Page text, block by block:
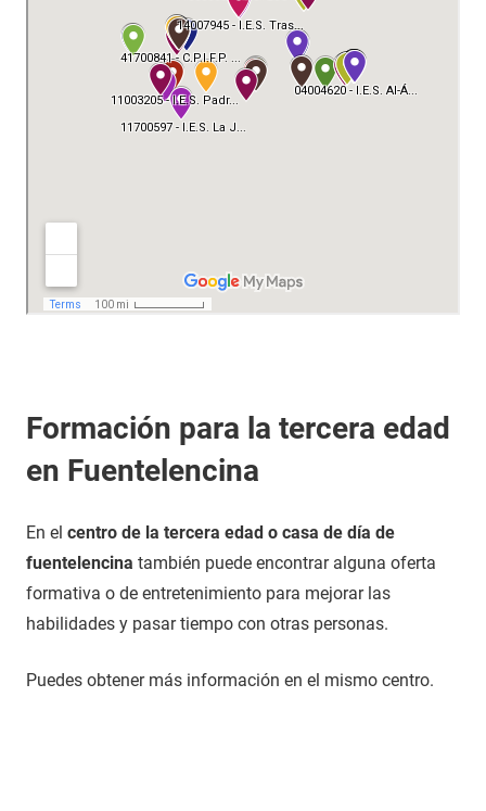
Formación para la tercera edad
en Fuentelencina
En el centro de la tercera edad o casa de día de
fuentelencina también puede encontrar alguna oferta
formativa o de entretenimiento para mejorar las
habilidades y pasar tiempo con otras personas.
Puedes obtener más información en el mismo centro.